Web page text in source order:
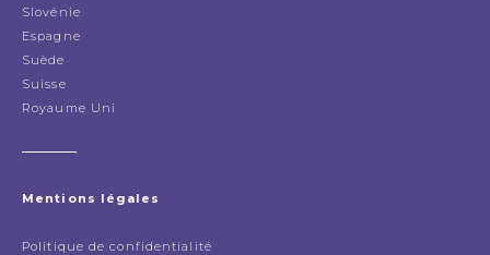
Slovénie
Espagne
Suède
Suisse
Royaume Uni
Mentions légales
Politique de confidentialité